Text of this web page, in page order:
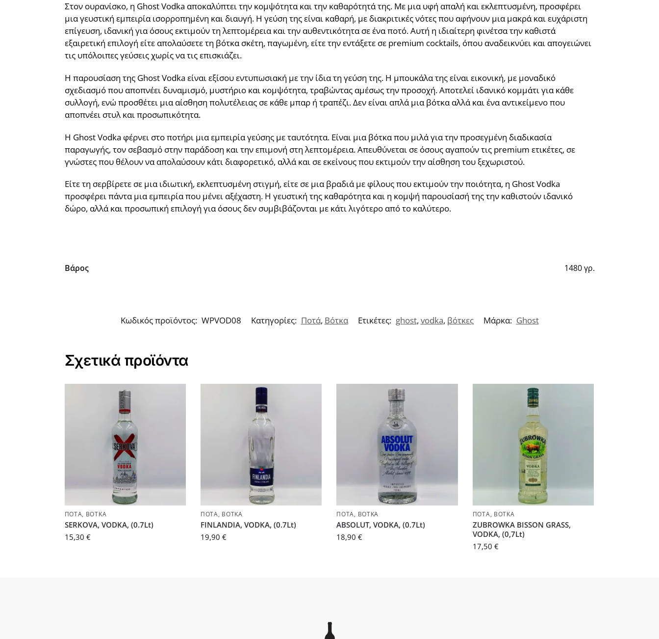
Στον ουρανίσκο, η Ghost Vodka αποκαλύπτει την κομψότητα και την καθαρότητά της. Με μια υφή απαλή και εκλεπτυσμένη, προσφέρει
μια γευστική εμπειρία ισορροπημένη και διαυγή. Η γεύση της είναι καθαρή, με διακριτικές νότες που αφήνουν μια μακρά και ευχάριστη
επίγευση, ιδανική για όσους εκτιμούν τη λεπτομέρεια και την αυθεντικότητα σε ένα ποτό. Αυτή η ιδιαίτερη φινέτσα την καθιστά
εξαιρετική επιλογή είτε απολαύσετε τη βότκα σκέτη, παγωμένη, είτε την εντάξετε σε premium cocktails, όπου αναδεικνύει και απογειώνει
τις υπόλοιπες γεύσεις χωρίς να τις επισκιάζει.
Η παρουσίαση της Ghost Vodka είναι εξίσου εντυπωσιακή με την ίδια τη γεύση της. Η μπουκάλα της είναι εικονική, με μοναδικό
σχεδιασμό που αποπνέει δυναμισμό, μυστήριο και κομψότητα, τραβώντας αμέσως την προσοχή. Αποτελεί ιδανικό κομμάτι για κάθε
συλλογή, ενώ προσθέτει μια αίσθηση πολυτέλειας σε κάθε μπαρ ή τραπέζι. Δεν είναι απλά μια βότκα αλλά και ένα αντικείμενο που
αποπνέει στυλ και προσωπικότητα.
Η Ghost Vodka φέρνει στο ποτήρι μια εμπειρία γεύσης με ταυτότητα. Είναι μια βότκα που μιλά για την προσεγμένη διαδικασία
παραγωγής, τον σεβασμό στην παράδοση και την επιμονή στη λεπτομέρεια. Απευθύνεται σε όσους αγαπούν τις premium ετικέτες, σε
γνώστες που θέλουν να απολαύσουν κάτι διαφορετικό, αλλά και σε εκείνους που εκτιμούν την αίσθηση του ξεχωριστού.
Είτε τη σερβίρετε σε μια ιδιωτική, εκλεπτυσμένη στιγμή, είτε σε μια βραδιά με φίλους που εκτιμούν την ποιότητα, η Ghost Vodka
προσφέρει πάντα μια εμπειρία που μένει αξέχαστη. Η γευστική της καθαρότητα και η κομψή παρουσίασή της την καθιστούν ιδανικό
δώρο, αλλά και προσωπική επιλογή για όσους δεν συμβιβάζονται με κάτι λιγότερο από το καλύτερο.
Βάρος 1480 γρ.
Κωδικός προϊόντος: WPVOD08 Κατηγορίες: Ποτά, Βότκα Ετικέτες: ghost, vodka, βότκες Μάρκα: Ghost
Σχετικά προϊόντα
ΠΟΤΆ ΒΌΤΚΑ
SERKOVA, VODKA, (0.7Lt)
15,30 €
ΠΟΤΆ ΒΌΤΚΑ
FINLANDIA, VODKA, (0.7Lt)
19,90 €
ΠΟΤΆ ΒΌΤΚΑ
ABSOLUT, VODKA, (0.7Lt)
18,90€
ΠΟΤΆ ΒΌΤΚΑ
ZUBROWKA BISSON GRASS,
VODKA, (0,7Lt)
17,50 €